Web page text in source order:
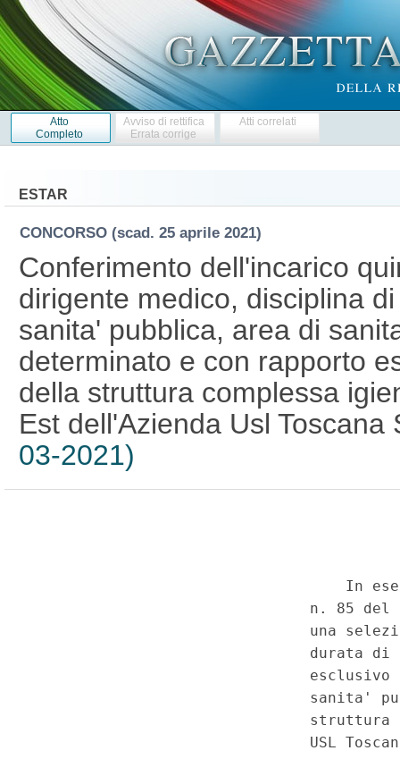
Atto
Completo
Avviso di rettifica
Errata corrige
Atti correlati
ESTAR
CONCORSO (scad. 25 aprile 2021)
Conferimento dell'incarico
dirigente medico, disciplina
sanita' pubblica, area di
determinato e con rapporto
della struttura complessa
Est dell'Azienda Usl
03-2021)